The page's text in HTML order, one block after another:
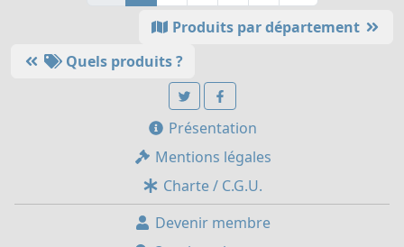
Produits par département
Quels produits ?
Présentation
Mentions légales
Charte / C.G.U.
Devenir membre